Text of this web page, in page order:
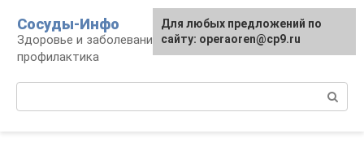
контенту
Сосуды-Инфо
Здоровье и заболевания сосудов и сердца,
профилактика
Для любых предложений по
сайту: operaoren@cp9.ru